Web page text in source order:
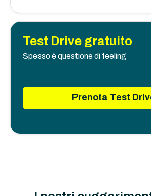
Test Drive gratuito
Spesso è questione di feeling
Prenota Test